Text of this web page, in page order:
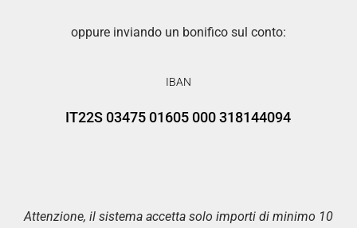
oppure inviando un bonifico sul conto:
IBAN
IT22S 03475 01605 000 318144094
Attenzione, il sistema accetta solo importi di minimo 10